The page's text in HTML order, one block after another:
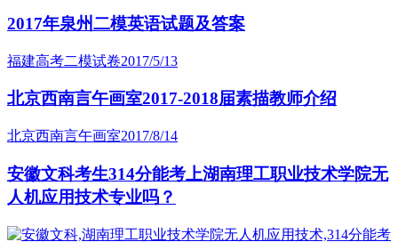
2017年泉州二模英语试题及答案
福建高考二模试卷2017/5/13
北京西南言午画室2017-2018届素描教师介绍
北京西南言午画室2017/8/14
安徽文科考生314分能考上湖南理工职业技术学院无
人机应用技术专业吗？